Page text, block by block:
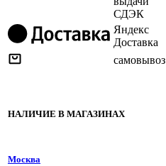
СДЭК
Яндекс
Доставка
самовывоз
НАЛИЧИЕ В МАГАЗИНАХ
Москва